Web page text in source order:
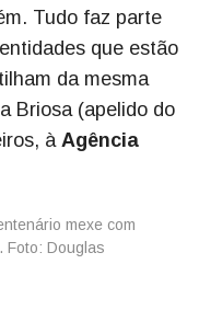
Tudo faz parte
que estão
da mesma
Briosa (apelido do
à Agência